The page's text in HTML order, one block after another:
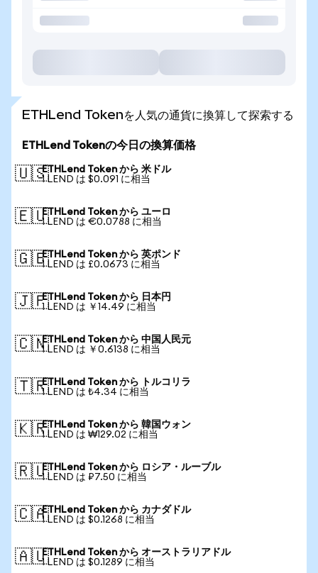
ETHLend Tokenを人気の通貨に換算して探索する
ETHLend Tokenの今日の換算価格
🇺🇸ETHLend Token から 米ドル
1 LEND は $0.091 に相当
🇪🇺ETHLend Token から ユーロ
1 LEND は €0.0788 に相当
🇬🇧ETHLend Token から 英ポンド
1 LEND は £0.0673 に相当
🇯🇵ETHLend Token から 日本円
1 LEND は ￥14.49 に相当
🇨🇳ETHLend Token から 中国人民元
1 LEND は ￥0.6138 に相当
🇹🇷ETHLend Token から トルコリラ
1 LEND は ₺4.34 に相当
🇰🇷ETHLend Token から 韓国ウォン
1 LEND は ₩129.02 に相当
🇷🇺ETHLend Token から ロシア・ルーブル
1 LEND は ₽7.50 に相当
🇨🇦ETHLend Token から カナダドル
1 LEND は $0.1268 に相当
🇦🇺ETHLend Token から オーストラリアドル
1 LEND は $0.1289 に相当